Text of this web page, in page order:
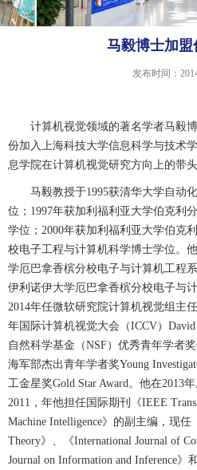
马毅博士加盟
发布时间：
计算机视觉领域的著名学者马毅
份加入上海科技大学信息科学与技术
息学院在计算机视觉研究方向上的带头
马毅教授于1995获清华大学自动
位； 1997年获加利福利亚大学伯克利
学位； 2000年获加利福利亚大学伯克
校电子工程与计算机科学博士学位。
学厄巴拿香槟分校电子与计算机工程
伊利诺伊大学厄巴拿香槟分校电子与
2014年任微软研究院计算机视觉组主
年国际计算机视觉大会（ICCV）
自然科学基金（NSF）优秀青年学者奖
海军部杰出青年学者奖Young
工金星奖Gold Star Award 。他在2013
2011 ，年他担任国际期刊《IEEE
Machine Intelligence》的副主编，现任
Theory》、《International Journal of
Journal on Information and Inference》